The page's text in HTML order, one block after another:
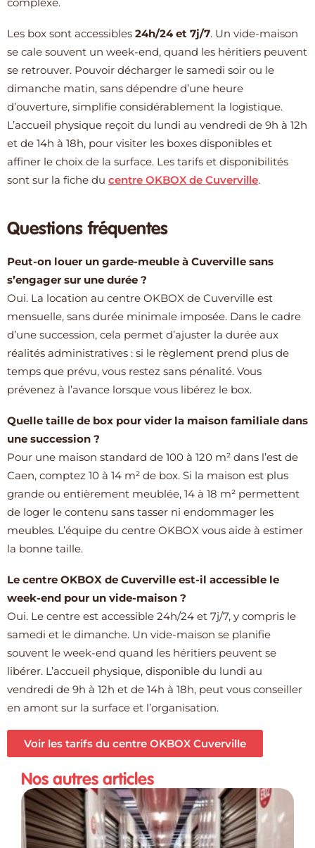
complexe.
Les box sont accessibles 24h/24 et 7j/7. Un vide-maison
se cale souvent un week-end, quand les héritiers peuvent
se retrouver. Pouvoir décharger le samedi soir ou le
dimanche matin, sans dépendre d’une heure
d’ouverture, simplifie considérablement la logistique.
L’accueil physique reçoit du lundi au vendredi de 9h à 12h
et de 14h à 18h, pour visiter les boxes disponibles et
affiner le choix de la surface. Les tarifs et disponibilités
sont sur la fiche du centre OKBOX de Cuverville.
Questions fréquentes
Peut-on louer un garde-meuble à Cuverville sans
s’engager sur une durée ?
Oui. La location au centre OKBOX de Cuverville est
mensuelle, sans durée minimale imposée. Dans le cadre
d’une succession, cela permet d’ajuster la durée aux
réalités administratives : si le règlement prend plus de
temps que prévu, vous restez sans pénalité. Vous
prévenez à l’avance lorsque vous libérez le box.
Quelle taille de box pour vider la maison familiale dans
une succession ?
Pour une maison standard de 100 à 120 m² dans l’est de
Caen, comptez 10 à 14 m² de box. Si la maison est plus
grande ou entièrement meublée, 14 à 18 m² permettent
de loger le contenu sans tasser ni endommager les
meubles. L’équipe du centre OKBOX vous aide à estimer
la bonne taille.
Le centre OKBOX de Cuverville est-il accessible le
week-end pour un vide-maison ?
Oui. Le centre est accessible 24h/24 et 7j/7, y compris le
samedi et le dimanche. Un vide-maison se planifie
souvent le week-end quand les héritiers peuvent se
libérer. L’accueil physique, disponible du lundi au
vendredi de 9h à 12h et de 14h à 18h, peut vous conseiller
en amont sur la surface et l’organisation.
Voir les tarifs du centre OKBOX Cuverville
Nos autres articles